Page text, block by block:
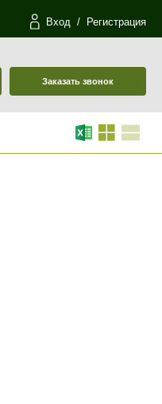
Вход / Регистрация
Заказать звонок